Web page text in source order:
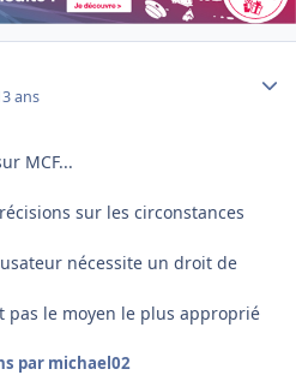
ans
MCF...
sur les circonstances
nécessite un droit de
pas le moyen le plus approprié
par michael02